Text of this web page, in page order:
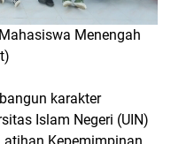
Menengah
karakter
Islam Negeri (UIN)